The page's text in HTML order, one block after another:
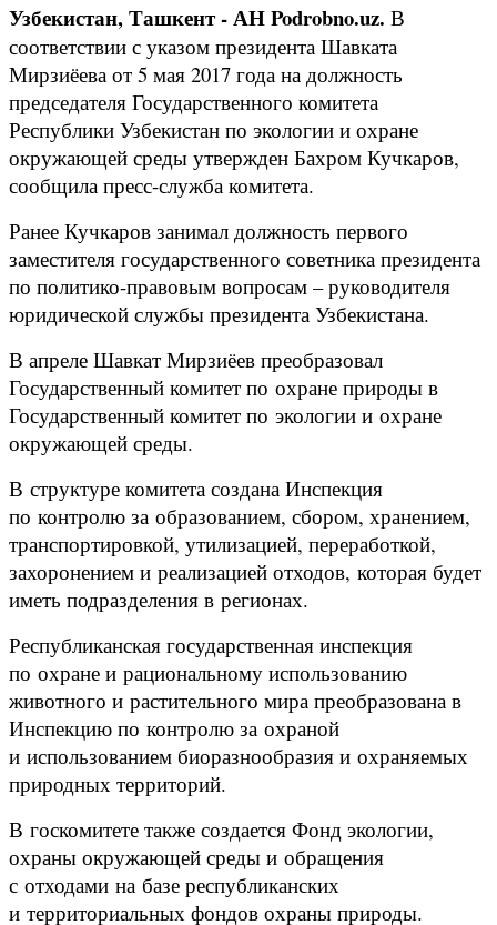
Узбекистан, Ташкент - АН Podrobno.uz. В
соответствии с указом президента Шавката
Мирзиёева от 5 мая 2017 года на должность
председателя Государственного комитета
Республики Узбекистан по экологии и охране
окружающей среды утвержден Бахром Кучкаров,
сообщила пресс-служба комитета.
Ранее Кучкаров занимал должность первого
заместителя государственного советника президента
по политико-правовым вопросам – руководителя
юридической службы президента Узбекистана.
В апреле Шавкат Мирзиёев преобразовал
Государственный комитет по охране природы в
Государственный комитет по экологии и охране
окружающей среды.
В структуре комитета создана Инспекция
по контролю за образованием, сбором, хранением,
транспортировкой, утилизацией, переработкой,
захоронением и реализацией отходов, которая будет
иметь подразделения в регионах.
Республиканская государственная инспекция
по охране и рациональному использованию
животного и растительного мира преобразована в
Инспекцию по контролю за охраной
и использованием биоразнообразия и охраняемых
природных территорий.
В госкомитете также создается Фонд экологии,
охраны окружающей среды и обращения
с отходами на базе республиканских
и территориальных фондов охраны природы.